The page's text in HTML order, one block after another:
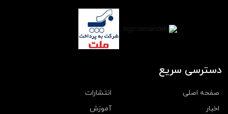
دسترسی سریع
صفحه اصلی
انتشارات
اخبار
آموزش